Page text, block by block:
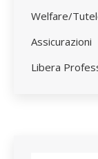
Welfare/
Assicurazioni
Libera